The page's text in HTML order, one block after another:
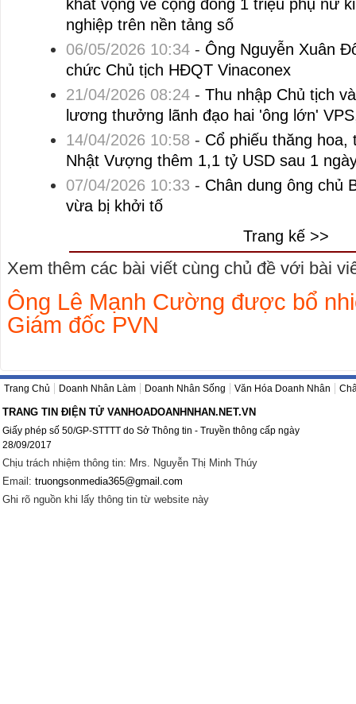
khát vọng về cộng đồng 1 triệu phụ nữ
nghiệp trên nền tảng số
06/05/2026 10:34- Ông Nguyễn Xuân
chức Chủ tịch HĐQT Vinaconex
21/04/2026 08:24- Thu nhập Chủ tịch
lương thưởng lãnh đạo hai 'ông lớn'
14/04/2026 10:58 - Cổ phiếu thăng hoa,
Nhật Vượng thêm 1,1 tỷ USD sau 1
07/04/2026 10:33 - Chân dung ông chủ
vừa bị khởi tố
Trang kế >>
Xem thêm các bài viết cùng chủ đề với bài
Ông Lê Mạnh Cường được bổ
Giám đốc PVN
Trang Chủ Doanh Nhân Làm Doanh Nhân Sống Văn Hóa Doanh Nhân
TRANG TIN ĐIỆN TỬ VANHOADOANHNHAN.NET.VN
Giấy phép số 50/GP-STTTT do Sở Thông tin - Truyền thông cấp ngày
28/09/2017
Chịu trách nhiệm thông tin: Mrs. Nguyễn Thị Minh Thúy
Email: truongsonmedia365@gmail.com
Ghi rõ nguồn khi lấy thông tin từ website này